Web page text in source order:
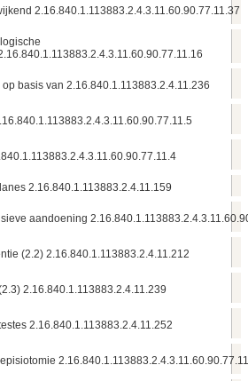
2.16.840.1.113883.2.4.3.11.60.90.77.11.37
op basis van 2.16.840.1.113883.2.4.11.236
2.16.840.1.113883.2.4.11.159
aandoening
(2.2) 2.16.840.1.113883.2.4.11.212
2.16.840.1.113883.2.4.11.239
2.16.840.1.113883.2.4.11.252